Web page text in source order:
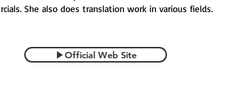
She also does translation work in various fields.
▶︎Official Web Site